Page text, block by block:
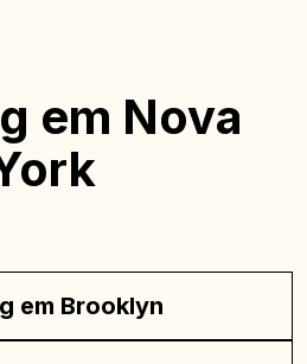
em Nova
em Brooklyn